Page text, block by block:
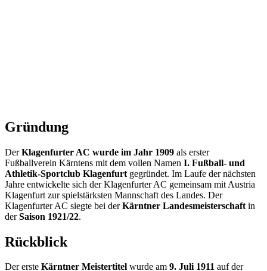
Gründung
DerKlagenfurter AC wurde im Jahr 1909 als erster
Fußballverein Kärntens mit dem vollen Namen I. Fußball- und
Athletik-Sportclub Klagenfurt gegründet. Im Laufe der nächsten
Jahre entwickelte sich der Klagenfurter AC gemeinsam mit Austria
Klagenfurt zur spielstärksten Mannschaft des Landes. Der
Klagenfurter AC siegte bei derKärntner Landesmeisterschaft in
derSaison 1921/22.
Rückblick
Der erste Kärntner Meistertitel wurde am 9. Juli 1911 auf der